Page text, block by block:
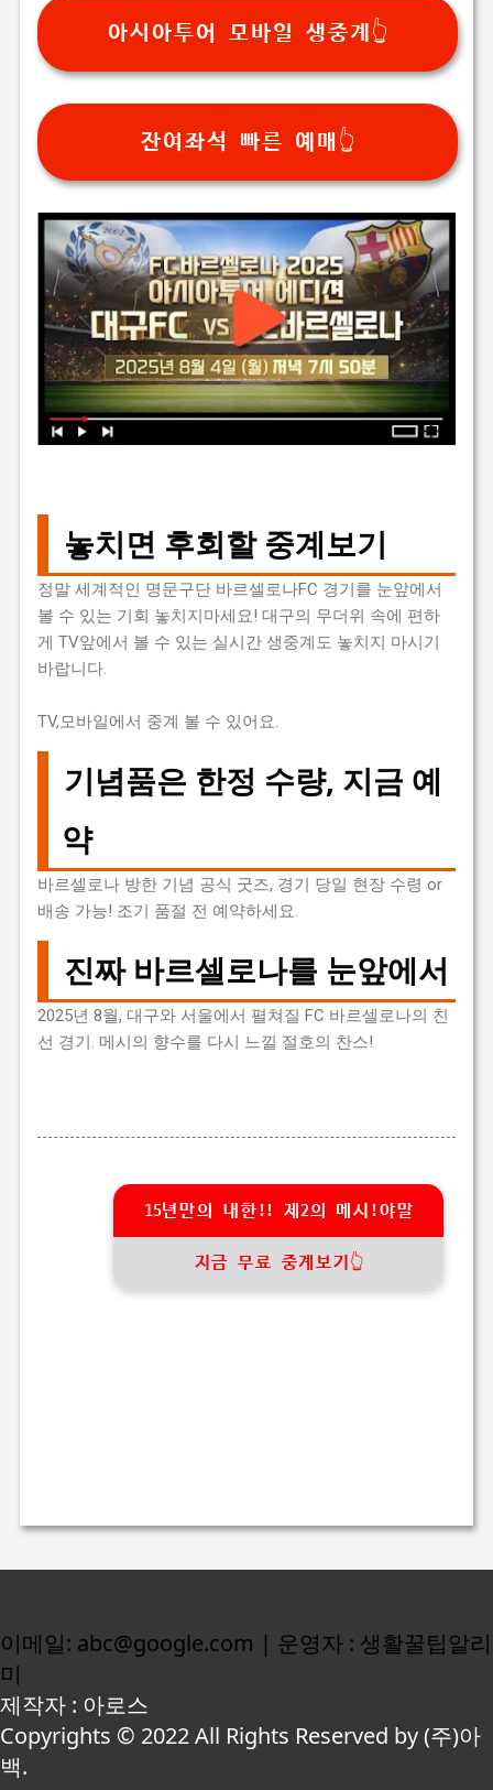
아시아투어 모바일 생중계👆
잔여좌석 빠른 예매👆
놓치면 후회할 중계보기
정말 세계적인 명문구단 바르셀로나FC 경기를 눈앞에서
볼 수 있는 기회 놓치지마세요! 대구의 무더위 속에 편하
게 TV앞에서 볼 수 있는 실시간 생중계도 놓치지 마시기
바랍니다.
TV,모바일에서 중계 볼 수 있어요.
기념품은 한정 수량, 지금 예
약
바르셀로나 방한 기념 공식 굿즈, 경기 당일 현장 수령 or
배송 가능! 조기 품절 전 예약하세요.
진짜 바르셀로나를 눈앞에서
2025년 8월, 대구와 서울에서 펼쳐질 FC 바르셀로나의 친
선 경기. 메시의 향수를 다시 느낄 절호의 찬스!
15년만의 내한!! 제2의 메시!야말
지금 무료 중계보기👆
이메일: abc@google.com | 운영자 : 생활꿀팁알리
미
제작자 : 아로스
Copyrights © 2022 All Rights Reserved by (주)아
백.